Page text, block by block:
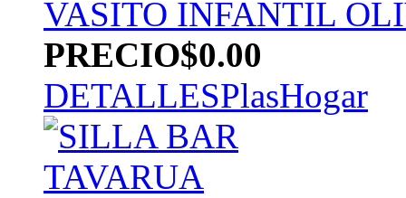
VASITO INFANTIL
PRECIO$0.00
DETALLESPlasHogar